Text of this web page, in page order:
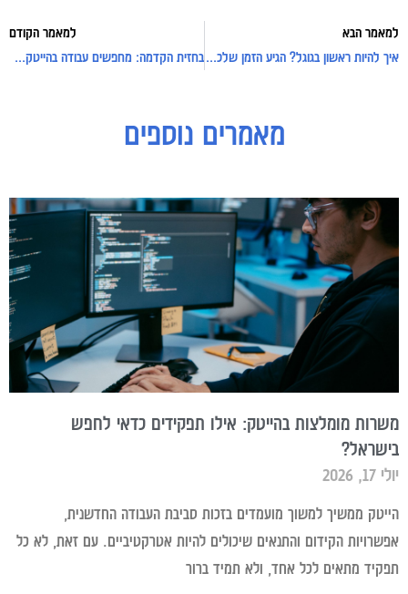
למאמר הבא
איך להיות ראשון בגוגל? הגיע הזמן שלכם לעלות לראש תוצאות החיפוש
למאמר הקודם
בחזית הקדמה: מחפשים עבודה בהייטק? חברות ההשמה בשבילכם
מאמרים נוספים
משרות מומלצות בהייטק: אילו תפקידים כדאי לחפש
בישראל?
יולי 17, 2026
הייטק ממשיך למשוך מועמדים בזכות סביבת העבודה החדשנית,
אפשרויות הקידום והתנאים שיכולים להיות אטרקטיביים. עם זאת, לא כל
תפקיד מתאים לכל אחד, ולא תמיד ברור